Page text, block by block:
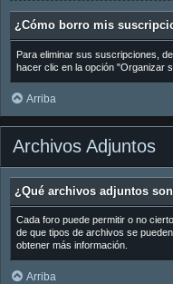
¿Cómo borro mis
Para eliminar sus suscripciones,
hacer clic en la opción "Organizar
Arriba
Archivos Adjuntos
¿Qué archivos adjuntos
Cada foro puede permitir o no
de que tipos de archivos se
obtener más información.
Arriba